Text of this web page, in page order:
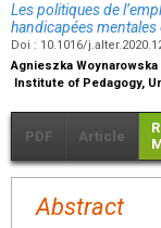
Les politiques de
handicapées
Doi : 10.1016/
Agnieszka Woynarowska
Institute of Pedagogy,
PDF Article
Abstract